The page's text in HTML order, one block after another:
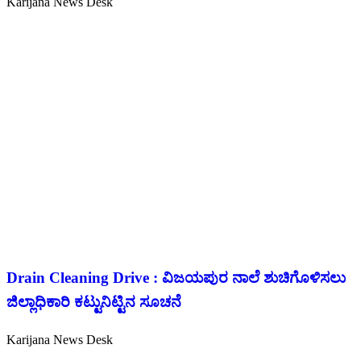
Drain Cleaning Drive : ವಿಜಯಪುರ ನಾಲೆ ಶುಚಿಗೊಳಿಸಲು
ಜಿಲ್ಲಾಧಿಕಾರಿ ಕಟ್ಟುನಿಟ್ಟಿನ ಸೂಚನೆ
Karijana News Desk